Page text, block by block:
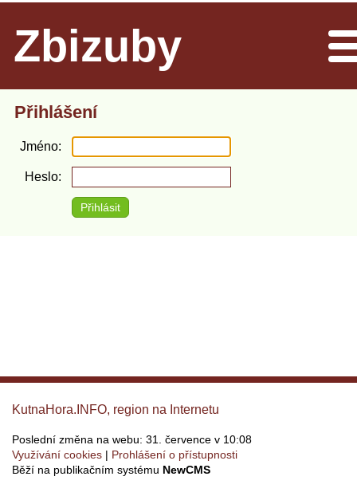
Zbizuby
Přihlášení
Jméno
Heslo
KutnaHora.INFO, region na Internetu
Poslední změna na webu: 31. července v 10:08
Využívání cookies
Prohlášení o přístupnosti
Běží na publikačním systému NewCMS